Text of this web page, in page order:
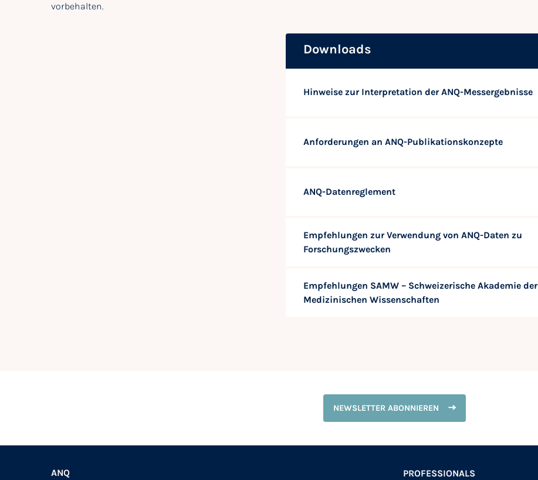
vorbehalten.
Downloads
Hinweise zur Interpretation der ANQ-Messergebnisse
Anforderungen an ANQ-Publikationskonzepte
ANQ-Datenreglement
Empfehlungen zur Verwendung von ANQ-Daten zu
Forschungszwecken
Empfehlungen SAMW – Schweizerische Akademie der
Medizinischen Wissenschaften
NEWSLETTER ABONNIEREN
ANQ
PROFESSIONALS